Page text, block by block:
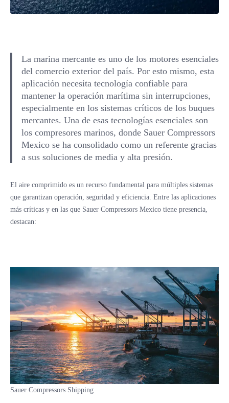
La marina mercante es uno de los motores esenciales
del comercio exterior del país. Por esto mismo, esta
aplicación necesita tecnología confiable para
mantener la operación marítima sin interrupciones,
especialmente en los sistemas críticos de los buques
mercantes. Una de esas tecnologías esenciales son
los compresores marinos, donde Sauer Compressors
Mexico se ha consolidado como un referente gracias
a sus soluciones de media y alta presión.
El aire comprimido es un recurso fundamental para múltiples sistemas
que garantizan operación, seguridad y eficiencia. Entre las aplicaciones
más críticas y en las que Sauer Compressors Mexico tiene presencia,
destacan:
Sauer Compressors Shipping